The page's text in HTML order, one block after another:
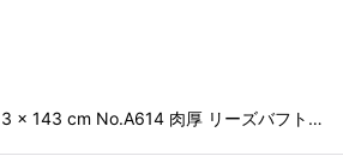
× 143 cm No.A614 肉厚 リーズバフト…